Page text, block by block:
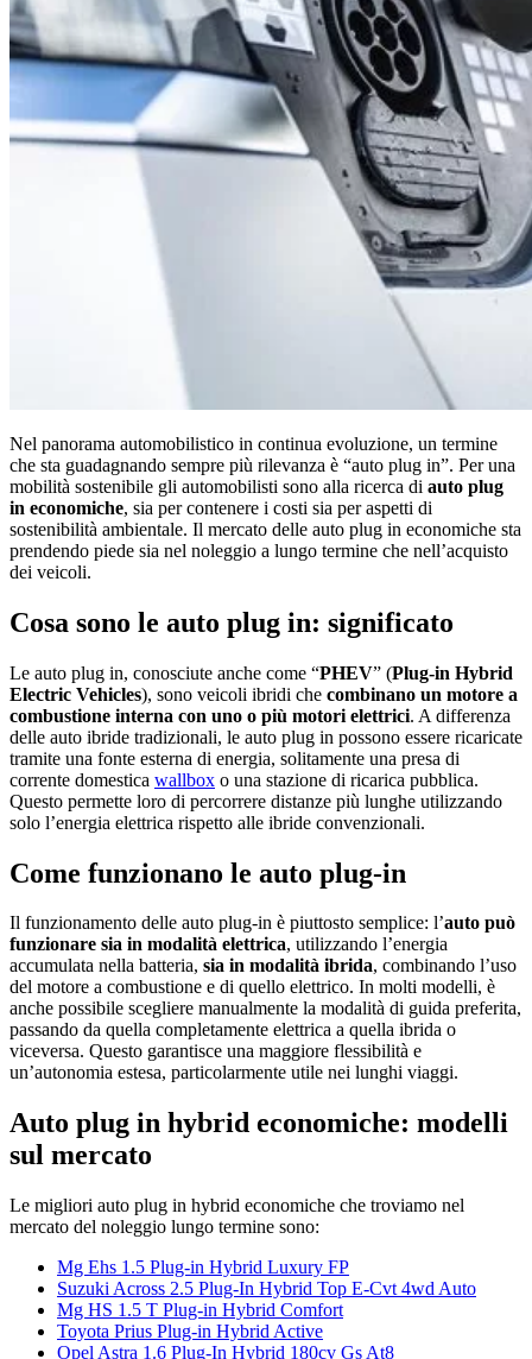
Nel panorama automobilistico in continua evoluzione, un termine
che sta guadagnando sempre più rilevanza è “auto plug in”. Per una
mobilità sostenibile gli automobilisti sono alla ricerca di auto plug
in economiche, sia per contenere i costi sia per aspetti di
sostenibilità ambientale. Il mercato delle auto plug in economiche sta
prendendo piede sia nel noleggio a lungo termine che nell’acquisto
dei veicoli.
Cosa sono le auto plug in: significato
Le auto plug in, conosciute anche come “PHEV” (Plug-in Hybrid
Electric Vehicles), sono veicoli ibridi che combinano un motore a
combustione interna con uno o più motori elettrici. A differenza
delle auto ibride tradizionali, le auto plug in possono essere ricaricate
tramite una fonte esterna di energia, solitamente una presa di
corrente domestica wallbox o una stazione di ricarica pubblica.
Questo permette loro di percorrere distanze più lunghe utilizzando
solo l’energia elettrica rispetto alle ibride convenzionali.
Come funzionano le auto plug-in
Il funzionamento delle auto plug-in è piuttosto semplice: l’auto può
funzionare sia in modalità elettrica, utilizzando l’energia
accumulata nella batteria, sia in modalità ibrida, combinando l’uso
del motore a combustione e di quello elettrico. In molti modelli, è
anche possibile scegliere manualmente la modalità di guida preferita,
passando da quella completamente elettrica a quella ibrida o
viceversa. Questo garantisce una maggiore flessibilità e
un’autonomia estesa, particolarmente utile nei lunghi viaggi.
Auto plug in hybrid economiche: modelli
sul mercato
Le migliori auto plug in hybrid economiche che troviamo nel
mercato del noleggio lungo termine sono:
Mg Ehs 1.5 Plug-in Hybrid Luxury FP
Suzuki Across 2.5 Plug-In Hybrid Top E-Cvt 4wd Auto
Mg HS 1.5 T Plug-in Hybrid Comfort
Toyota Prius Plug-in Hybrid Active
Opel Astra 1.6 Plug-In Hybrid 180cv Gs At8